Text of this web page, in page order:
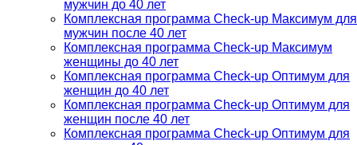
мужчин до 40 лет
Комплексная программа Check-up Максимум для
мужчин после 40 лет
Комплексная программа Check-up Максимум
женщины до 40 лет
Комплексная программа Check-up Оптимум для
женщин до 40 лет
Комплексная программа Check-up Оптимум для
женщин после 40 лет
Комплексная программа Check-up Оптимум для